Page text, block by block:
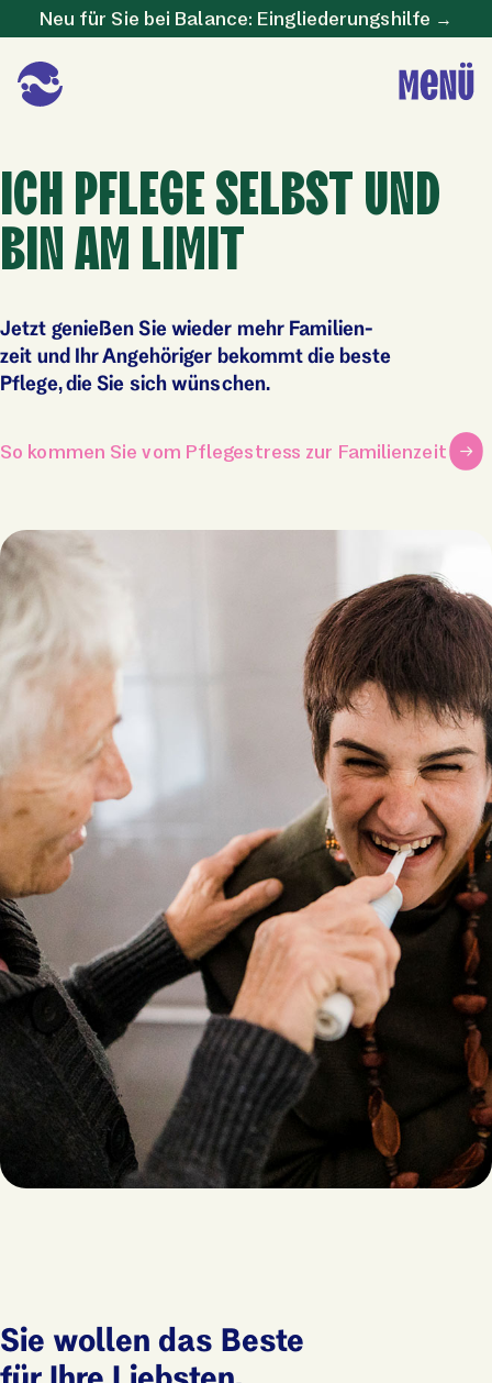
Neu für Sie bei Balance: Eingliederungshilfe →
ICH PFLEGE SELBST UND
BIN AM LIMIT
Jetzt genießen Sie wieder mehr Familien­
zeit und Ihr Ange­höriger bekommt die beste
Pflege, die Sie sich wünschen.
So kommen Sie vom Pflegestress zur Familienzeit
Sie wollen das Beste